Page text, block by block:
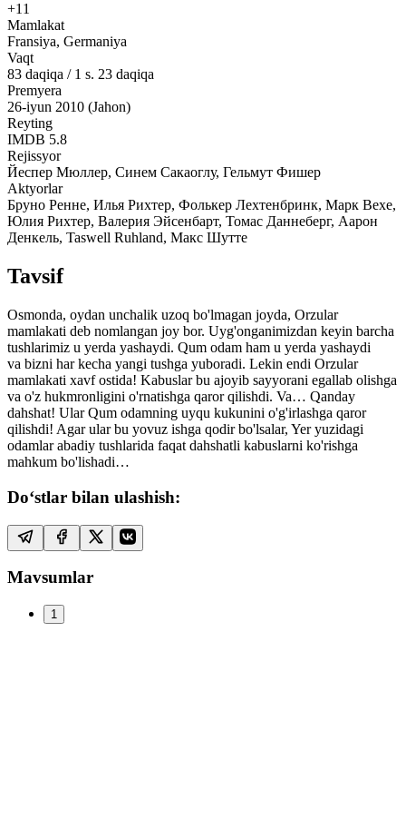
+11
Mamlakat
Fransiya, Germaniya
Vaqt
83 daqiqa / 1 s. 23 daqiqa
Premyera
26-iyun 2010 (Jahon)
Reyting
IMDB 5.8
Rejissyor
Йеспер Мюллер, Синем Сакаоглу, Гельмут Фишер
Aktyorlar
Бруно Ренне, Илья Рихтер, Фолькер Лехтенбринк, Марк Вехе,
Юлия Рихтер, Валерия Эйсенбарт, Томас Даннеберг, Аарон
Денкель, Taswell Ruhland, Макс Шутте
Tavsif
Osmonda, oydan unchalik uzoq bo'lmagan joyda, Orzular
mamlakati deb nomlangan joy bor. Uyg'onganimizdan keyin barcha
tushlarimiz u yerda yashaydi. Qum odam ham u yerda yashaydi
va bizni har kecha yangi tushga yuboradi. Lekin endi Orzular
mamlakati xavf ostida! Kabuslar bu ajoyib sayyorani egallab olishga
va o'z hukmronligini o'rnatishga qaror qilishdi. Va… Qanday
dahshat! Ular Qum odamning uyqu kukunini o'g'irlashga qaror
qilishdi! Agar ular bu yovuz ishga qodir bo'lsalar, Yer yuzidagi
odamlar abadiy tushlarida faqat dahshatli kabuslarni ko'rishga
mahkum bo'lishadi…
Do‘stlar bilan ulashish:
Mavsumlar
1